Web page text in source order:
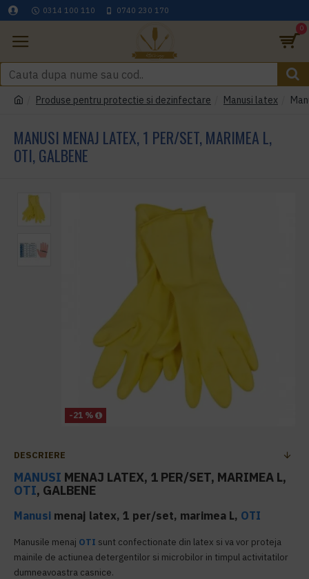
0314 100 110 0740 230 170
0
Produse pentru protectie si dezinfectare Manusi latex
MANUSI MENAJ LATEX, 1 PER/SET, MARIMEA L,
OTI, GALBENE
-21 %
DESCRIERE
MANUSI MENAJ LATEX, 1 PER/SET, MARIMEA L,
OTI, GALBENE
Manusi menaj latex, 1 per/set, marimea L, OTI
Manusile menaj OTI sunt confectionate din latex si va vor proteja
mainile de actiunea detergentilor si microbilor in timpul activitatilor
dumneavoastra casnice.